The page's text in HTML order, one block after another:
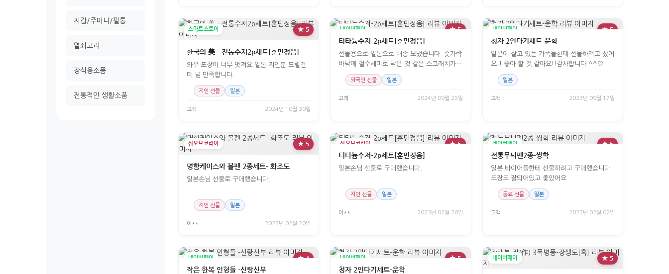
지갑/주머니/필통
열쇠고리
장식용소품
전통적인 생활소품
스마트스토어 ★ 5
한국의 美 - 전통수저2p세트[훈민정음]
와우 포장이 너무 멋져요 일본 지인분 드릴건
데 넘 만족합니다.
지인 선물 일본
고객 2024년 10월 30일
네이버페이 ★ 5
티타늄수저-2p세트[훈민정음]
선물용으로 일본으로 배송 보냈습니다. 숫가락
바닥에 철수세미로 닦은 것 같은 스크래치가
있었습니다. 하지만 디자인 좋고 포장도 좋았
습니다.
외국인 선물 일본
고객 2024년 09월 25일
네이버페이 ★ 5
청자 2인다기세트-운학
일본에 살고 있는 가족들한테 선물하려고 샀어
요!! 좋아 할 것 같아요!!감사합니다 ^^♡
일본
고객 2023년 09월 17일
샵오브코리아 ★ 5
명함케이스와 볼펜 2종세트- 화조도
일본손님 선물로 구매했습니다.
지인 선물 일본
이** 2023년 02월 20일
샵오브코리아 ★ 5
티타늄수저-2p세트[훈민정음]
일본손님 선물로 구매했습니다.
지인 선물 일본
이** 2023년 02월 20일
네이버페이 ★ 5
전통무늬펜2종-쌍학
일본 바이어들한테 선물하려고 구매했습니다
포장도 잘되어있고 좋았어요
동료 선물 일본
고객 2023년 02월 02일
네이버페이 ★ 4
작은 한복 인형들 -신랑신부
네이버페이 ★ 5
청자 2인다기세트-운학
네이버페이 ★ 5